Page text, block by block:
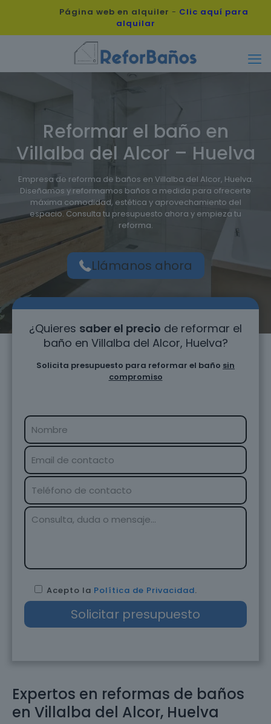
Página web en alquiler - Clic aquí para
alquilar
Reformar el baño en
Villalba del Alcor – Huelva
Empresa de reforma de baños en Villalba del Alcor, Huelva.
Diseñamos y reformamos baños a medida para ofrecerte
máxima comodidad, estética y aprovechamiento del
espacio. Consulta tu presupuesto ahora y empieza tu
reforma.
Llámanos ahora
Expertos en reformas de baños
en Villalba del Alcor, Huelva
¿Quieres saber el precio de reformar el
baño en Villalba del Alcor, Huelva?
Solicita presupuesto para reformar el baño sin
compromiso
Acepto la Política de Privacidad.